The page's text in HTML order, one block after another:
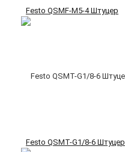
Festo QSMF-M5-4 Штуцер
Festo QSMT-G1/8-6 Штуцер